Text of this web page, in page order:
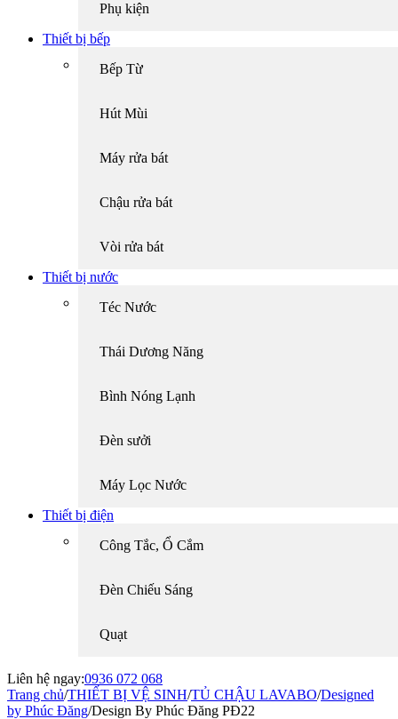
Phụ kiện
Thiết bị bếp
Bếp Từ
Hút Mùi
Máy rửa bát
Chậu rửa bát
Vòi rửa bát
Thiết bị nước
Téc Nước
Thái Dương Năng
Bình Nóng Lạnh
Đèn sưởi
Máy Lọc Nước
Thiết bị điện
Công Tắc, Ổ Cắm
Đèn Chiếu Sáng
Quạt
Liên hệ ngay:0936 072 068
Trang chủ/THIẾT BỊ VỆ SINH/TỦ CHẬU LAVABO/Designed
by Phúc Đăng/Design By Phúc Đăng PĐ22